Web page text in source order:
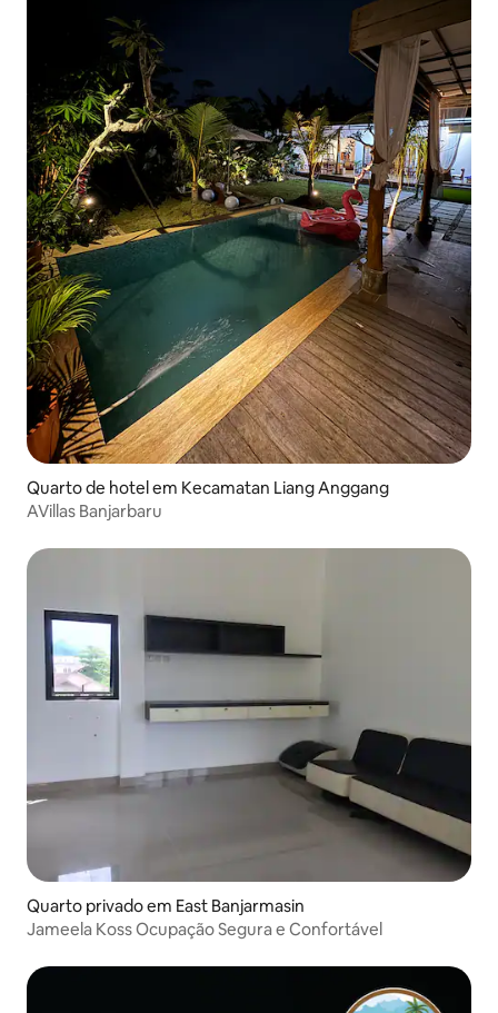
Quarto de hotel em Kecamatan Liang Anggang
AVillas Banjarbaru
Quarto privado em East Banjarmasin
Jameela Koss Ocupação Segura e Confortável